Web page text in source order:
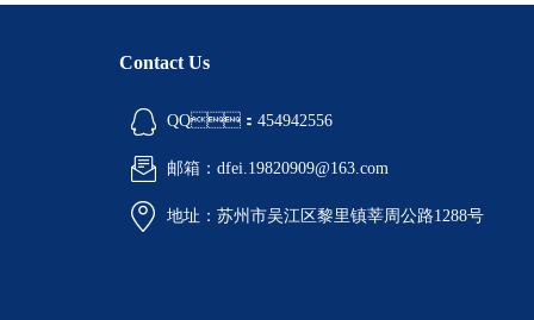
Contact Us
QQ：454942556
邮箱：dfei.19820909@163.com
地址：苏州市吴江区黎里镇莘周公路1288号